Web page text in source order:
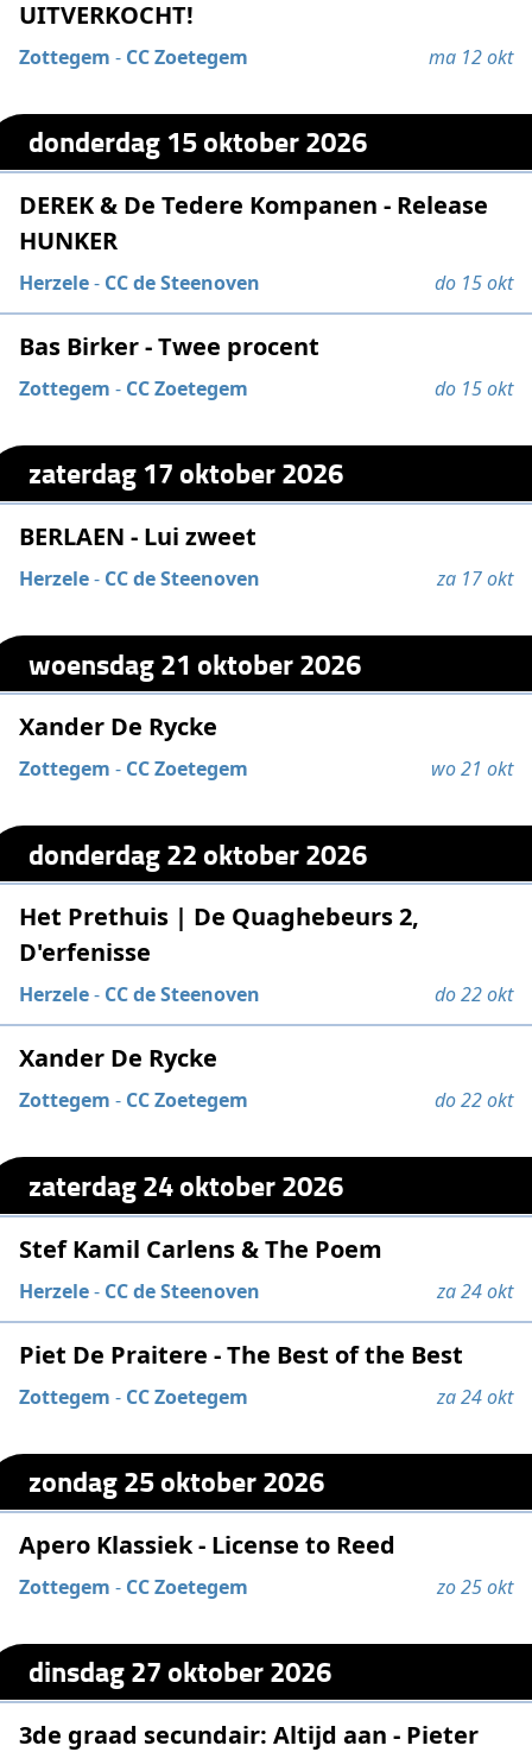
UITVERKOCHT!
Zottegem - CC Zoetegem ma 12 okt
donderdag 15 oktober 2026
DEREK & De Tedere Kompanen - Release
HUNKER
Herzele- CC de Steenoven do 15 okt
Bas Birker - Twee procent
Zottegem - CC Zoetegem do 15 okt
zaterdag 17 oktober 2026
BERLAEN - Lui zweet
Herzele- CC de Steenoven za 17 okt
woensdag 21 oktober 2026
Xander De Rycke
Zottegem - CC Zoetegem wo 21 okt
donderdag 22 oktober 2026
Het Prethuis | De Quaghebeurs 2,
D'erfenisse
Herzele- CC de Steenoven do 22 okt
Xander De Rycke
Zottegem - CC Zoetegem do 22 okt
zaterdag 24 oktober 2026
Stef Kamil Carlens & The Poem
Herzele- CC de Steenoven za 24 okt
Piet De Praitere - The Best of the Best
Zottegem - CC Zoetegem za 24 okt
zondag 25 oktober 2026
Apero Klassiek - License to Reed
Zottegem - CC Zoetegem zo 25 okt
dinsdag 27 oktober 2026
3de graad secundair: Altijd aan - Pieter